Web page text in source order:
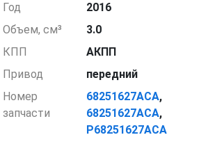
Год
2016
Объем, см³
3.0
КПП
АКПП
Привод
передний
Номер
запчасти
68251627ACA,
68251627ACA,
P68251627ACA